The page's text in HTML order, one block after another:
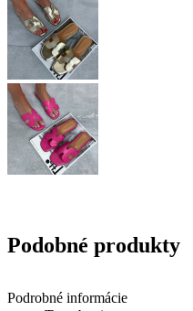
Podrobné informácie
Podobné produkty